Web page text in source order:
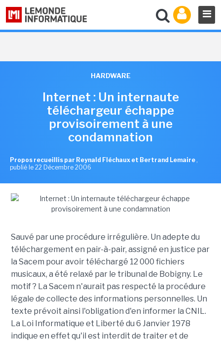
HARDWARE
Internet : Un internaute
téléchargeur échappe
provisoirement à une
condamnation
Propos recueillis par Reynald Fléchaux et Bertrand Lemaire ,
publié le 22 Décembre 2006
Sauvé par une procédure irrégulière. Un adepte du
téléchargement en pair-à-pair, assigné en justice par
la Sacem pour avoir téléchargé 12 000 fichiers
musicaux, a été relaxé par le tribunal de Bobigny. Le
motif ? La Sacem n'aurait pas respecté la procédure
légale de collecte des informations personnelles. Un
texte prévoit ainsi l'obligation d'en informer la CNIL.
La Loi Informatique et Liberté du 6 Janvier 1978
indique en effet qu'il est interdit de traiter et de